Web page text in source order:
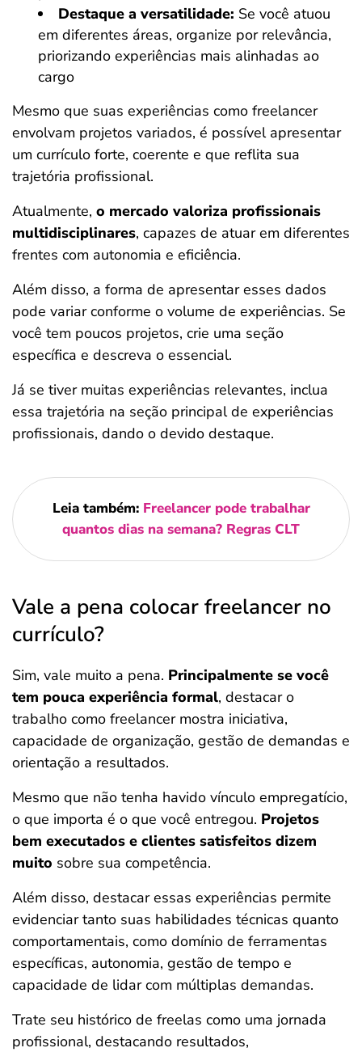
Destaque a versatilidade: Se você atuou
em diferentes áreas, organize por relevância,
priorizando experiências mais alinhadas ao
cargo
Mesmo que suas experiências como freelancer
envolvam projetos variados, é possível apresentar
um currículo forte, coerente e que reflita sua
trajetória profissional.
Atualmente, o mercado valoriza profissionais
multidisciplinares, capazes de atuar em diferentes
frentes com autonomia e eficiência.
Além disso, a forma de apresentar esses dados
pode variar conforme o volume de experiências. Se
você tem poucos projetos, crie uma seção
específica e descreva o essencial.
Já se tiver muitas experiências relevantes, inclua
essa trajetória na seção principal de experiências
profissionais, dando o devido destaque.
Leia também: Freelancer pode trabalhar
quantos dias na semana? Regras CLT
Vale a pena colocar freelancer no
currículo?
Sim, vale muito a pena. Principalmente se você
tem pouca experiência formal, destacar o
trabalho como freelancer mostra iniciativa,
capacidade de organização, gestão de demandas e
orientação a resultados.
Mesmo que não tenha havido vínculo empregatício,
o que importa é o que você entregou. Projetos
bem executados e clientes satisfeitos dizem
muito sobre sua competência.
Além disso, destacar essas experiências permite
evidenciar tanto suas habilidades técnicas quanto
comportamentais, como domínio de ferramentas
específicas, autonomia, gestão de tempo e
capacidade de lidar com múltiplas demandas.
Trate seu histórico de freelas como uma jornada
profissional, destacando resultados,